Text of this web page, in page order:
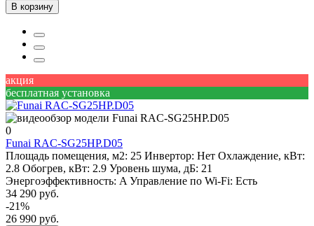
В корзину
акция
бесплатная установка
0
Funai RAC-SG25HP.D05
Площадь помещения, м2: 25 Инвертор: Нет Охлаждение, кВт:
2.8 Обогрев, кВт: 2.9 Уровень шума, дБ: 21
Энергоэффективность: A Управление по Wi-Fi: Есть
34 290 руб.
-21%
26 990 руб.